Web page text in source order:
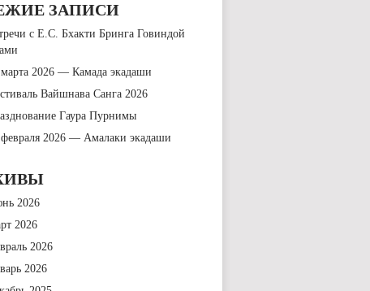
ЗАПИСИ
с Е.С. Бхакти Бринга Говиндой
2026 — Камада экадаши
Вайшнава Санга 2026
Гаура Пурнимы
2026 — Амалаки экадаши
2026
2026
2026
2026